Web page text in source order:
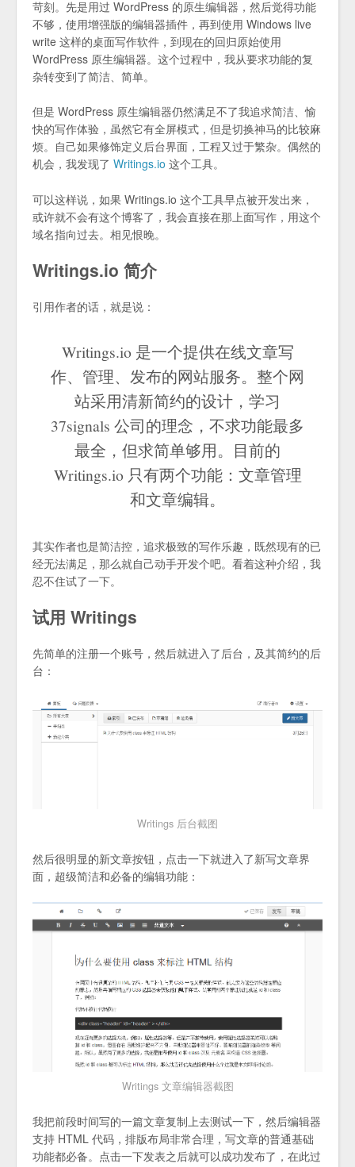
苛刻。先是用过 WordPress 的原生编辑器，然后觉得功能
不够，使用增强版的编辑器插件，再到使用 Windows live
write 这样的桌面写作软件，到现在的回归原始使用
WordPress 原生编辑器。这个过程中，我从要求功能的复
杂转变到了简洁、简单。
但是 WordPress 原生编辑器仍然满足不了我追求简洁、愉
快的写作体验，虽然它有全屏模式，但是切换神马的比较麻
烦。自己如果修饰定义后台界面，工程又过于繁杂。偶然的
机会，我发现了 Writings.io 这个工具。
可以这样说，如果 Writings.io 这个工具早点被开发出来，
或许就不会有这个博客了，我会直接在那上面写作，用这个
域名指向过去。相见恨晚。
Writings.io 简介
引用作者的话，就是说：
Writings.io 是一个提供在线文章写
作、管理、发布的网站服务。整个网
站采用清新简约的设计，学习
37signals 公司的理念，不求功能最多
最全，但求简单够用。目前的
Writings.io 只有两个功能：文章管理
和文章编辑。
其实作者也是简洁控，追求极致的写作乐趣，既然现有的已
经无法满足，那么就自己动手开发个吧。看着这种介绍，我
忍不住试了一下。
试用 Writings
先简单的注册一个账号，然后就进入了后台，及其简约的后
台：
Writings 后台截图
然后很明显的新文章按钮，点击一下就进入了新写文章界
面，超级简洁和必备的编辑功能：
Writings 文章编辑器截图
我把前段时间写的一篇文章复制上去测试一下，然后编辑器
支持 HTML 代码，排版布局非常合理，写文章的普通基础
功能都必备。点击一下发表之后就可以成功发布了，在此过